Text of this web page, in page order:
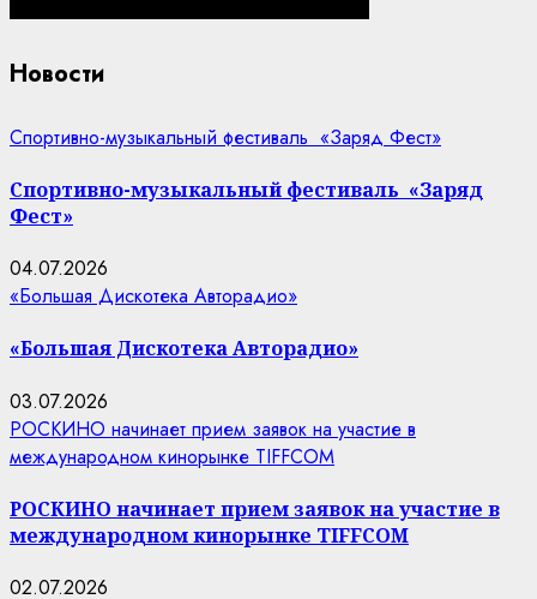
Новости
Спортивно-музыкальный фестиваль «Заряд Фест»
Спортивно-музыкальный фестиваль «Заряд
Фест»
04.07.2026
«Большая Дискотека Авторадио»
«Большая Дискотека Авторадио»
03.07.2026
РОСКИНО начинает прием заявок на участие в
международном кинорынке TIFFCOM
РОСКИНО начинает прием заявок на участие в
международном кинорынке TIFFCOM
02.07.2026